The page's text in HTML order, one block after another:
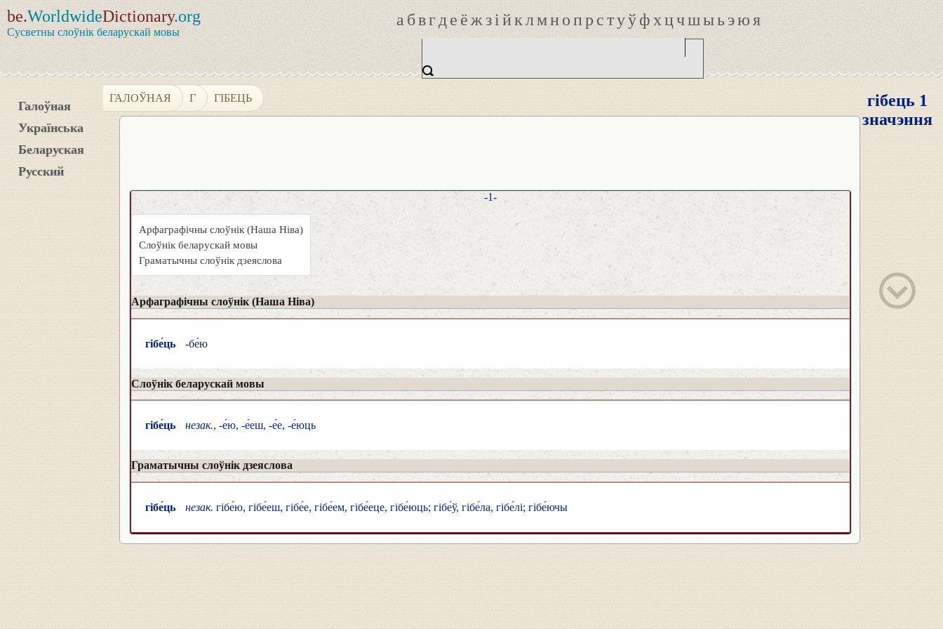
be.WorldwideDictionary.org
Сусветны слоўнік беларускай мовы
абвгдеёжзійклмнопрстуўфхцчшыьэюя
Галоўная
Українська
Беларуская
Русский
ГАЛОЎНАЯ Г ГІБЕЦЬ
гібець 1
значэння
-1-
Арфаграфічны слоўнік (Наша Ніва)
Слоўнік беларускай мовы
Граматычны слоўнік дзеяслова
Арфаграфічны слоўнік (Наша Ніва)
гібе́ць -бе́ю
Слоўнік беларускай мовы
гібе́ць незак., -е́ю, -е́еш, -е́е, -е́юць
Граматычны слоўнік дзеяслова
гібе́ць незак. гібе́ю, гібе́еш, гібе́е, гібе́ем, гібе́еце, гібе́юць; гібе́ў, гібе́ла, гібе́лі; гібе́ючы